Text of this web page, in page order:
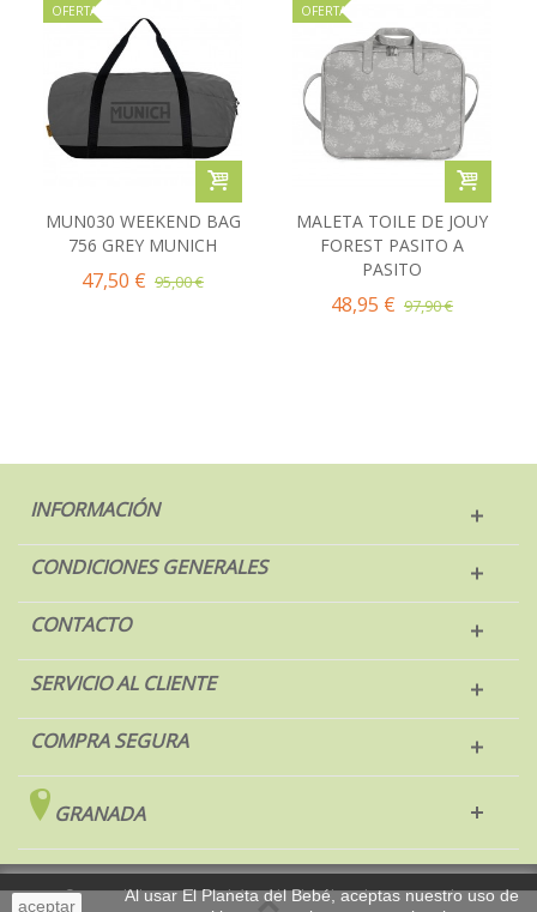
OFERTA
MUN030 WEEKEND BAG
756 GREY MUNICH
47,50 € 95,00 €
OFERTA
MALETA TOILE DE JOUY
FOREST PASITO A
PASITO
48,95 € 97,90 €
INFORMACIÓN
CONDICIONES GENERALES
CONTACTO
SERVICIO AL CLIENTE
COMPRA SEGURA
GRANADA
aceptar
Al usar El Planeta del Bebé, aceptas nuestro uso de
© 2017 El Planeta del Bebé. Todos los derechos reservados.